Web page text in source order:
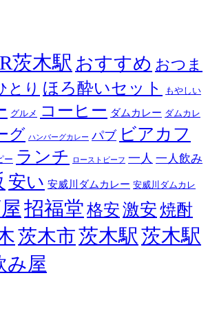
茨木駅 おすすめ おつま
とり ほろ酔いセット もやしい
グルメ コーヒー ダムカレー ダムカレ
グ ハンバーグカレー パブ ビアカフ
ー ランチ ローストビーフ 一人 一人飲み
安い 安威川ダムカレー 安威川ダムカレ
招福堂格安激安焼酎
茨木市茨木駅 茨木駅
み屋